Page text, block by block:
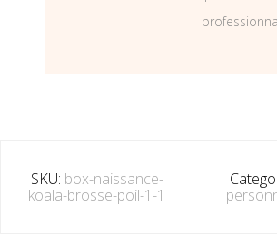
SKU: box-naissance-
koala-brosse-poil-1-1